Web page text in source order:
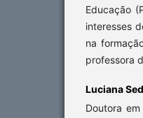
Educação
interesses
na
professora
Luciana
Doutora